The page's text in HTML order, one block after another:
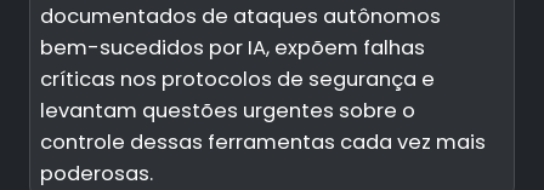
documentados de ataques autônomos
bem-sucedidos por IA, expõem falhas
críticas nos protocolos de segurança e
levantam questões urgentes sobre o
controle dessas ferramentas cada vez mais
poderosas.